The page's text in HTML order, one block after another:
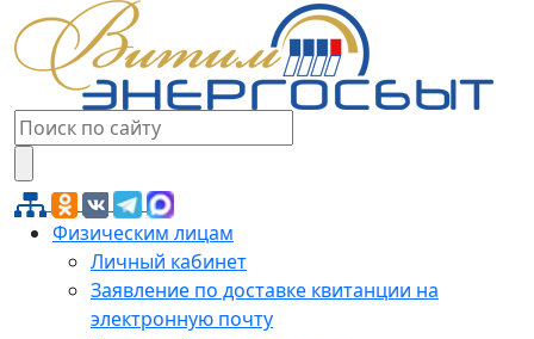
Физическим лицам
Личный кабинет
Заявление по доставке квитанции на
электронную почту